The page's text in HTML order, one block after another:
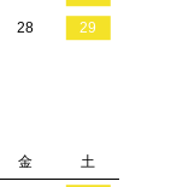
28
29
金 土